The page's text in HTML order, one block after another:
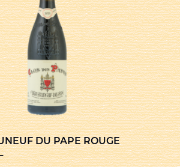
DU PAPE ROUGE